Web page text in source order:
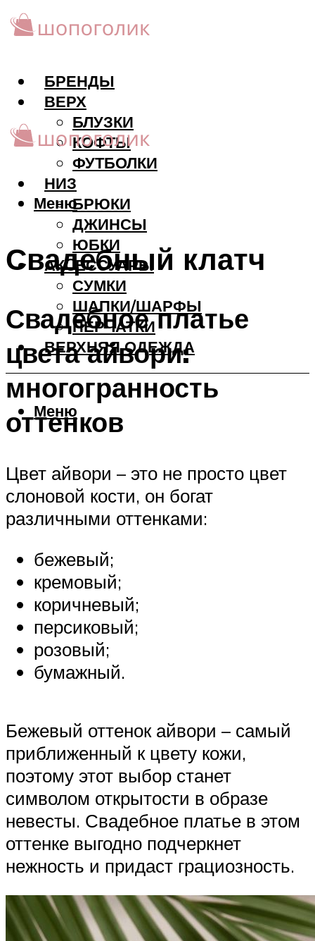
БРЕНДЫ
ВЕРХ
БЛУЗКИ
КОФТЫ
ФУТБОЛКИ
НИЗ
БРЮКИ
ДЖИНСЫ
ЮБКИ
АКCЕССУАРЫ
СУМКИ
ШАПКИ/ШАРФЫ
ПЕРЧАТКИ
ВЕРХНЯЯ ОДЕЖДА
Меню
Меню
Свадебный клатч
Свадебное платье
цвета айвори:
многогранность
оттенков
Цвет айвори – это не просто цвет
слоновой кости, он богат
различными оттенками:
бежевый;
кремовый;
коричневый;
персиковый;
розовый;
бумажный.
Бежевый оттенок айвори – самый
приближенный к цвету кожи,
поэтому этот выбор станет
символом открытости в образе
невесты. Свадебное платье в этом
оттенке выгодно подчеркнет
нежность и придаст грациозность.